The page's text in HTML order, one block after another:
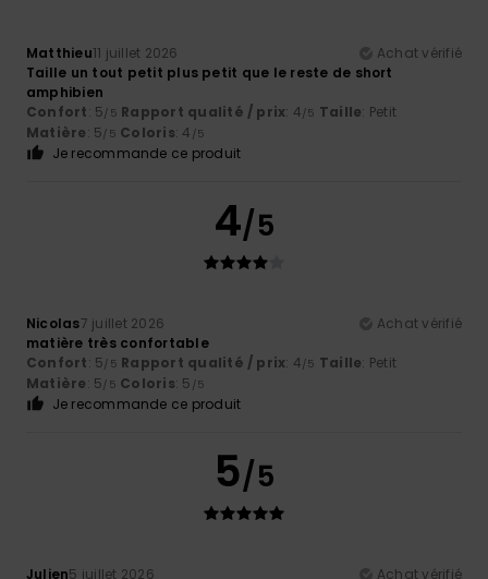
Matthieu11 juillet 2026
Achat vérifié
Taille un tout petit plus petit que le reste de short
amphibien
Confort: 5/5 Rapport qualité / prix: 4/5 Taille: Petit
Matière: 5/5 Coloris: 4 /5
Je recommande ce produit
4/5
Nicolas7 juillet 2026
Achat vérifié
matière très confortable
Confort: 5/5 Rapport qualité / prix: 4/5 Taille: Petit
Matière: 5/5 Coloris: 5 /5
Je recommande ce produit
5/5
Julien5 juillet 2026
Achat vérifié